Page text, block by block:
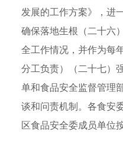
发展的工作方案》，进
确保落地生根（二十六
全工作情况，并作为每
分工负责）（二十七）
单和食品安全监督管理
谈和问责机制。各食安
区食品安全委成员单位